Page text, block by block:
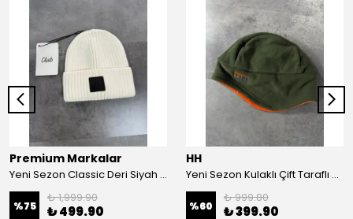
Premium Markalar
Yeni Sezon Classic Deri Siyah Logo Bere
%75
₺ 1,999.90
₺ 499.90
HH
Yeni Sezon Kulaklı Çift Taraflı Bere
%60
₺ 999.80
₺ 399.90